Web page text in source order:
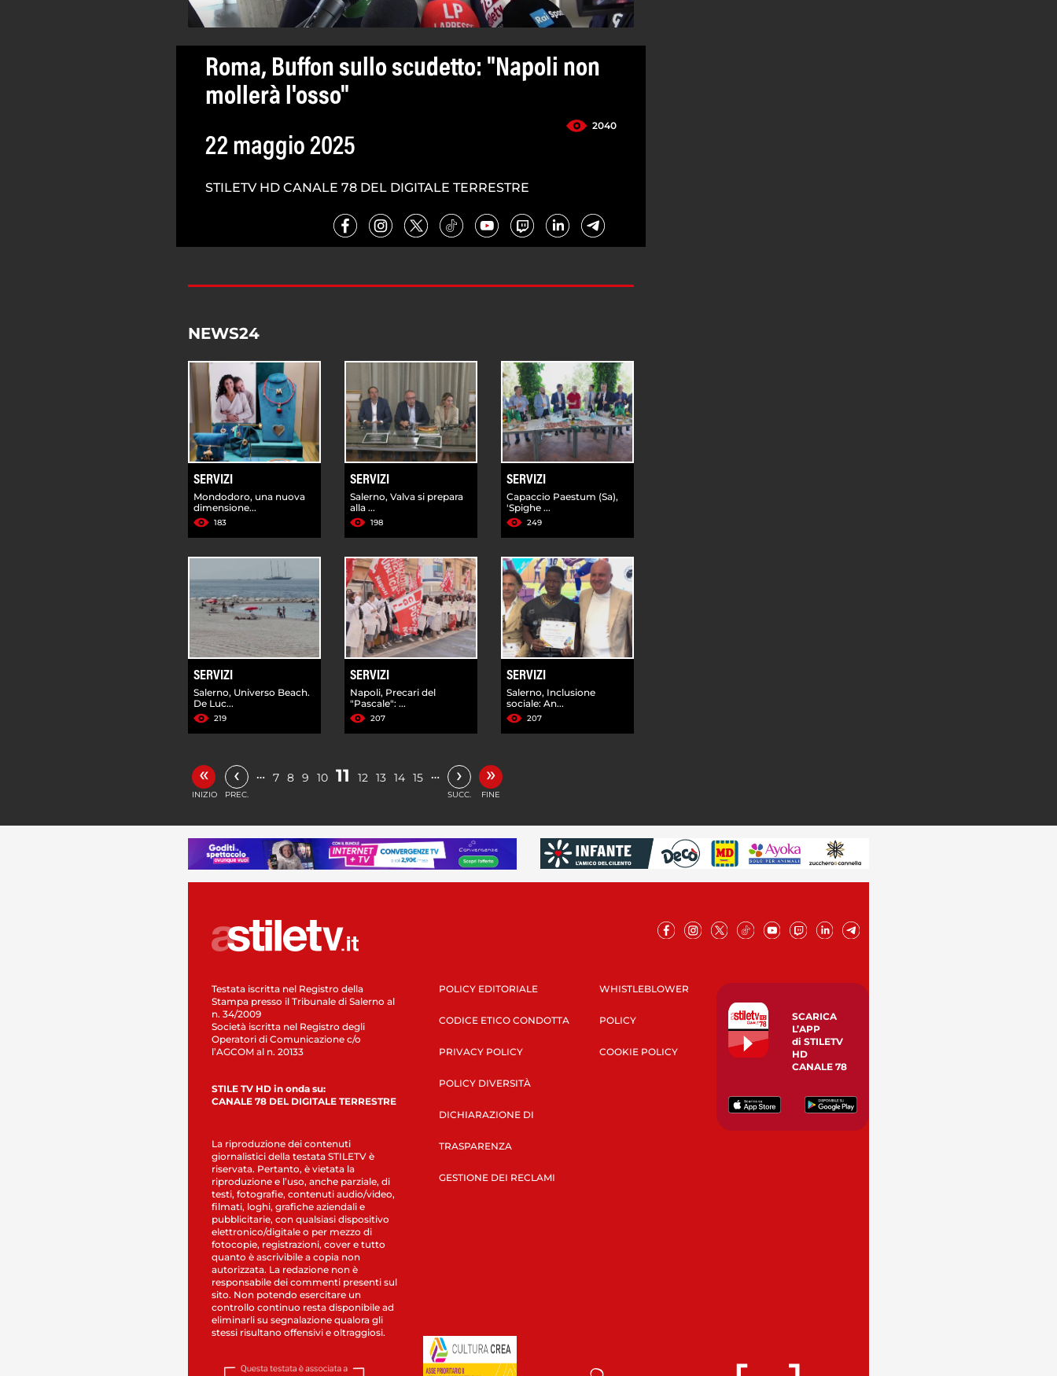
Roma, Buffon sullo scudetto: "Napoli non
mollerà l'osso"
2040
22 maggio 2025
STILETV HD CANALE 78 DEL DIGITALE TERRESTRE
NEWS24
SERVIZI
Mondodoro, una nuova
dimensione...
183
SERVIZI
Salerno, Valva si prepara
alla ...
198
SERVIZI
Capaccio Paestum (Sa),
'Spighe ...
249
SERVIZI
Salerno, Universo Beach.
De Luc...
219
SERVIZI
Napoli, Precari del
"Pascale": ...
207
SERVIZI
Salerno, Inclusione
sociale: An...
207
«
INIZIO
‹
PREC.
… 7 8 9 10 11 12 13 14 15 … ›
SUCC.
»
FINE
Testata iscritta nel Registro della
Stampa presso il Tribunale di Salerno al
n. 34/2009
Società iscritta nel Registro degli
Operatori di Comunicazione c/o
l’AGCOM al n. 20133
STILE TV HD in onda su:
CANALE 78 DEL DIGITALE TERRESTRE
La riproduzione dei contenuti
giornalistici della testata STILETV è
riservata. Pertanto, è vietata la
riproduzione e l’uso, anche parziale, di
testi, fotografie, contenuti audio/video,
filmati, loghi, grafiche aziendali e
pubblicitarie, con qualsiasi dispositivo
elettronico/digitale o per mezzo di
fotocopie, registrazioni, cover e tutto
quanto è ascrivibile a copia non
autorizzata. La redazione non è
responsabile dei commenti presenti sul
sito. Non potendo esercitare un
controllo continuo resta disponibile ad
eliminarli su segnalazione qualora gli
stessi risultano offensivi e oltraggiosi.
POLICY EDITORIALE
CODICE ETICO CONDOTTA
PRIVACY POLICY
POLICY DIVERSITÀ
DICHIARAZIONE DI
TRASPARENZA
GESTIONE DEI RECLAMI
WHISTLEBLOWER
POLICY
COOKIE POLICY
SCARICA
L’APP
di STILETV
HD
CANALE 78